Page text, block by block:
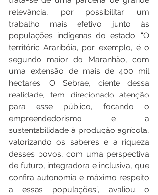
relevância, por possibilitar um
trabalho mais efetivo junto às
populações indígenas do estado. “O
território Araribóia, por exemplo, é o
segundo maior do Maranhão, com
uma extensão de mais de 400 mil
hectares. O Sebrae, ciente dessa
realidade, tem direcionado atenção
para esse público, focando o
empreendedorismo e a
sustentabilidade à produção agrícola,
valorizando os saberes e a riqueza
desses povos, com uma perspectiva
de futuro, integradora e inclusiva, que
confira autonomia e máximo respeito
a essas populações”, avaliou o